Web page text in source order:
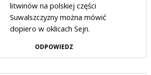
litwinów na polskiej części
Suwalszczyzny można mówić
dopiero w oklicach Sejn.
ODPOWIEDZ